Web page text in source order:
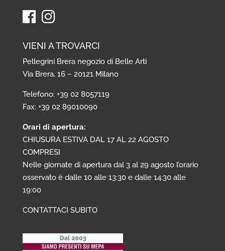
VIENI A TROVARCI
Pellegrini Brera negozio di Belle Arti
Via Brera, 16 – 20121 Milano
Telefono: +39 02 8057119
Fax: +39 02 89010090
Orari di apertura:
CHIUSURA ESTIVA DAL 17 AL 22 AGOSTO
COMPRESI
Nelle giornate di apertura dal 3 al 29 agosto l’orario
osservato è dalle 10 alle 13:30 e dalle 14:30 alle
19:00
CONTATTACI SUBITO